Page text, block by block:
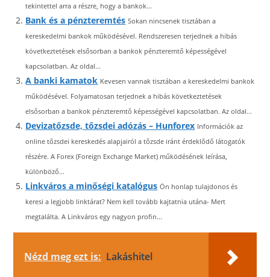
tekintettel arra a részre, hogy a bankok...
Bank és a pénzteremtés Sokan nincsenek tisztában a
kereskedelmi bankok működésével. Rendszeresen terjednek a hibás
következtetések elsősorban a bankok pénzteremtő képességével
kapcsolatban. Az oldal...
A banki kamatok Kevesen vannak tisztában a kereskedelmi bankok
működésével. Folyamatosan terjednek a hibás következtetések
elsősorban a bankok pénzteremtő képességével kapcsolatban. Az oldal...
Devizatőzsde, tőzsdei adózás – Hunforex Információk az
online tőzsdei kereskedés alapjairól a tőzsde iránt érdeklődő látogatók
részére. A Forex (Foreign Exchange Market) működésének leírása,
különböző...
Linkváros a minőségi katalógus Ön honlap tulajdonos és
keresi a legjobb linktárat? Nem kell tovább kajtatnia utána- Mert
megtalálta. A Linkváros egy nagyon profin...
Nézd meg ezt is: Lakáshitel